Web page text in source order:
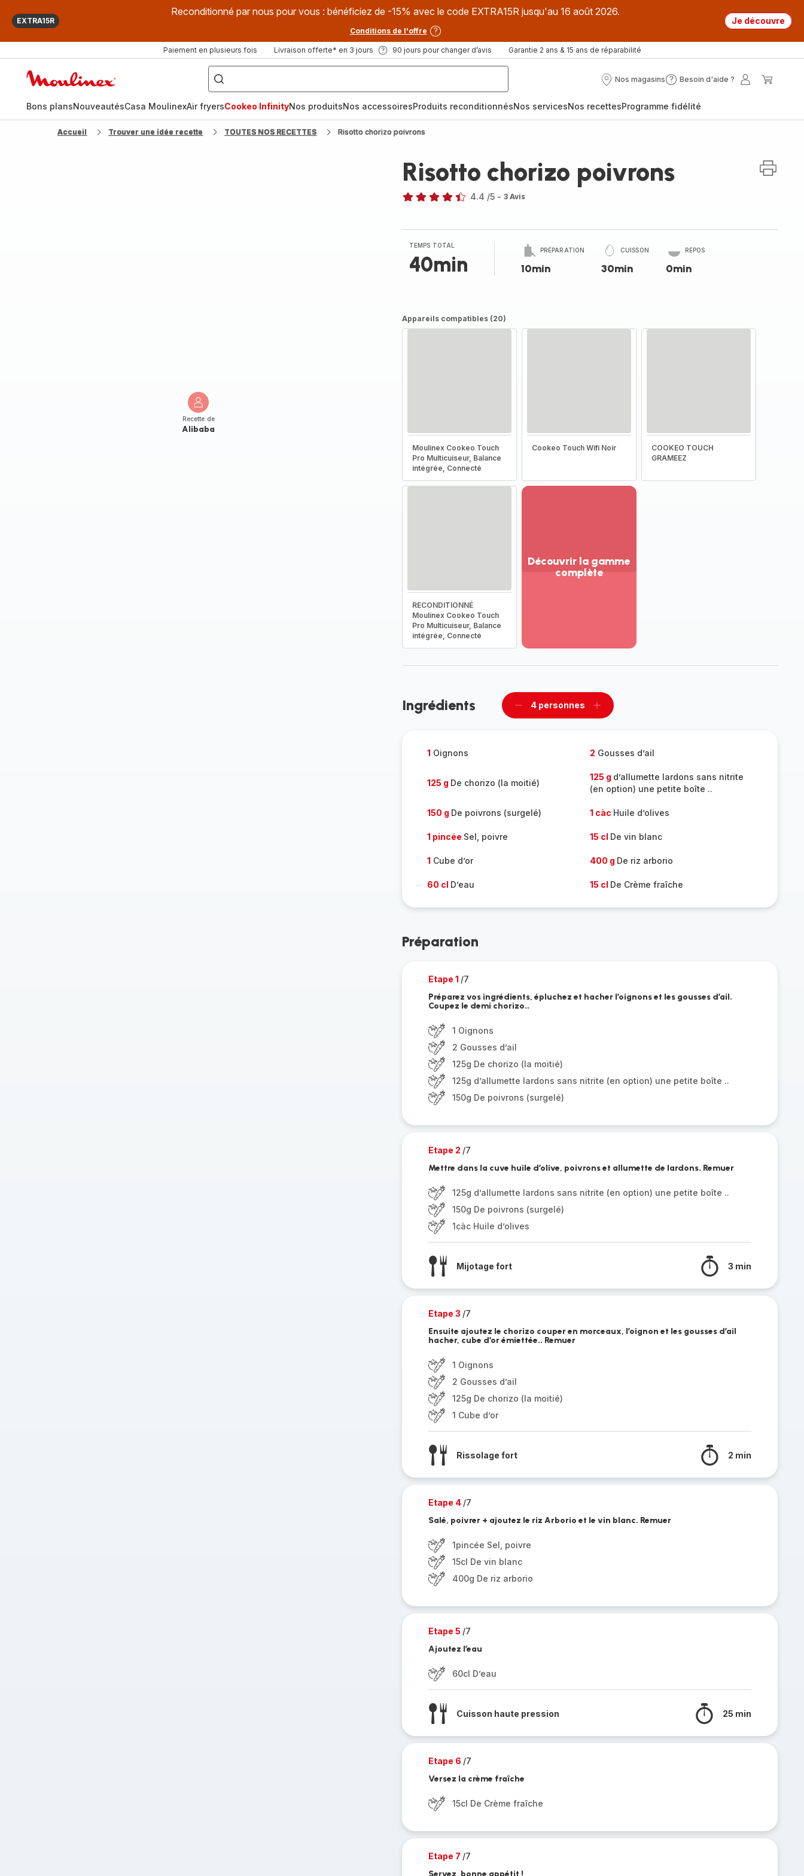
EXTRA15R
Reconditionné par nous pour vous : bénéficiez de -15% avec le code EXTRA15R jusqu'au 16 août 2026.
Conditions de l'offre
Je découvre
Paiement en plusieurs fois Livraison offerte* en 3 jours 90 jours pour changer d’avis Garantie 2 ans & 15 ans de réparabilité
["Que
recherchez-
vous
?",
fryer",
"Companion"]
Nos magasins
Nos
Besoin d'aide ?
Besoin
?
Mon
Bons plansNouveautésCasa MoulinexAir fryersCookeo InfinityNos produitsNos accessoiresProduits reconditionnésNos servicesNos recettesProgramme fidélité
Accueil Trouver une idée recette TOUTES NOS RECETTES Risotto chorizo poivrons
Recette de
Alibaba
Risotto chorizo poivrons
4.4 /5 - 3 Avis
TEMPS TOTAL
40min
PRÉPARATION
10min
CUISSON
30min
REPOS
0min
Appareils compatibles (20)
Moulinex Cookeo Touch
Pro Multicuiseur, Balance
intégrée, Connecté
Cookeo Touch Wifi Noir
COOKEO TOUCH
GRAMEEZ
RECONDITIONNÉ
Moulinex Cookeo Touch
Pro Multicuiseur, Balance
intégrée, Connecté
Découvrir la gamme
complète
-
Ingrédients
Supprimer
4 personnes
Ajouter
1 Oignons 2 Gousses d’ail
125 g De chorizo (la moitié)
125 g d’allumette lardons sans nitrite
(en option) une petite boîte ..
150 g De poivrons (surgelé) 1 càc Huile d’olives
1 pincée Sel, poivre 15 cl De vin blanc
1 Cube d’or 400 g De riz arborio
60 cl D’eau 15 cl De Crème fraîche
Préparation
Etape 1 /7
Préparez vos ingrédients, épluchez et hacher l’oignons et les gousses d’ail.
Coupez le demi chorizo..
1 Oignons
2 Gousses d’ail
125g De chorizo (la moitié)
125g d’allumette lardons sans nitrite (en option) une petite boîte ..
150g De poivrons (surgelé)
Etape 2 /7
Mettre dans la cuve huile d’olive, poivrons et allumette de lardons. Remuer
125g d’allumette lardons sans nitrite (en option) une petite boîte ..
150g De poivrons (surgelé)
1càc Huile d’olives
Mijotage fort 3 min
Etape 3 /7
Ensuite ajoutez le chorizo couper en morceaux, l’oignon et les gousses d’ail
hacher, cube d’or émiettée.. Remuer
1 Oignons
2 Gousses d’ail
125g De chorizo (la moitié)
1 Cube d’or
Rissolage fort 2 min
Etape 4 /7
Salé, poivrer + ajoutez le riz Arborio et le vin blanc. Remuer
1pincée Sel, poivre
15cl De vin blanc
400g De riz arborio
Etape 5 /7
Ajoutez l’eau
60cl D’eau
Cuisson haute pression 25 min
Etape 6 /7
Versez la crème fraîche
15cl De Crème fraîche
Etape 7 /7
Servez, bonne appétit !